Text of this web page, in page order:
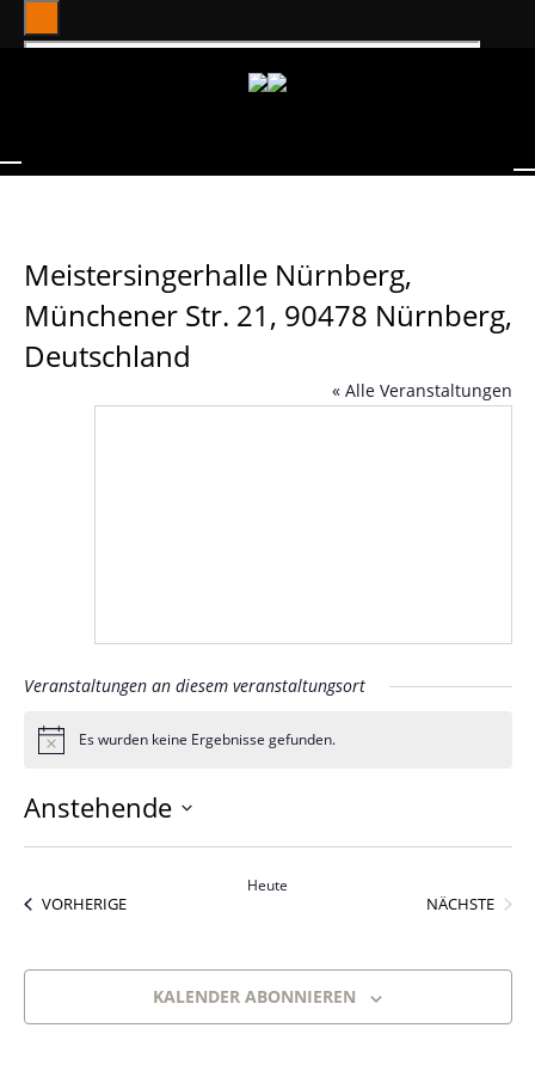
Meistersingerhalle Nürnberg,
Münchener Str. 21, 90478 Nürnberg,
Deutschland
« Alle Veranstaltungen
Veranstaltungen an diesem veranstaltungsort
HinweisEs wurden keine Ergebnisse gefunden.
Anstehende
VORHERIGEVERANSTALTUNGEN
Heute
NÄCHSTE
KALENDER ABONNIEREN